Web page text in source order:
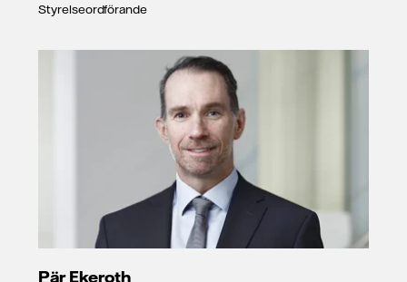
Styrelseordförande
Pär Ekeroth